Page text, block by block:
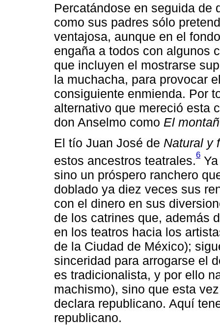
Percatándose en seguida de
como sus padres sólo
ventajosa, aunque en el
engaña a todos con algunos
que incluyen el mostrarse
la muchacha, para provocar
consiguiente enmienda. Por
alternativo que mereció esta
don Anselmo como El
El tío Juan José de Natural y
estos ancestros teatrales.6
sino un próspero ranchero
doblado ya diez veces sus
con el dinero en sus
de los catrines que, además
en los teatros hacia los
de la Ciudad de México);
sinceridad para arrogarse el
es tradicionalista, y por ello
machismo), sino que esta
declara republicano. Aquí
republicano.